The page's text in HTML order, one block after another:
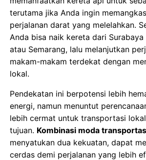
terutama jika Anda ingin
perjalanan darat yang melelahkan.
Anda bisa naik kereta dari
atau Semarang, lalu melanjutkan
makam-makam terdekat dengan
lokal.
Pendekatan ini berpotensi lebih
energi, namun menuntut
lebih cermat untuk transportasi
tujuan. Kombinasi moda
menyatukan dua kekuatan, dapat
cerdas demi perjalanan yang lebih